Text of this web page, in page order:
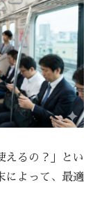
えるの？」とい
によって、最適